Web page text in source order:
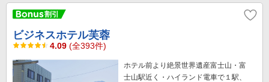
ビジネスホテル芙蓉
4.09 (全393件)
ホテル前より絶景世界遺産富士山・富
士山駅近く・ハイランド電車で１駅、